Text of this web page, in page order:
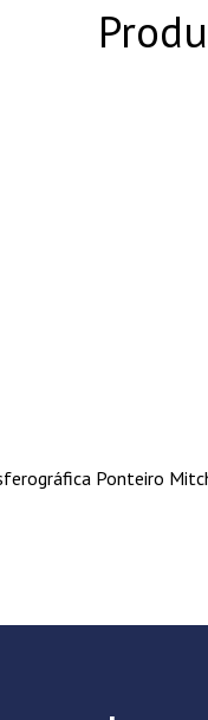
Ponteiro